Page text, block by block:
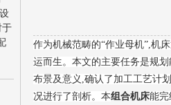
作为机械范畴的“作业母机”,机
运而生。本文的主要任务是规
布景及意义,确认了加工工艺计
况进行了剖析。本组合机床能完